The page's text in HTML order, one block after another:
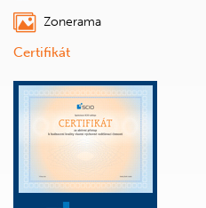
Zonerama
Certifikát